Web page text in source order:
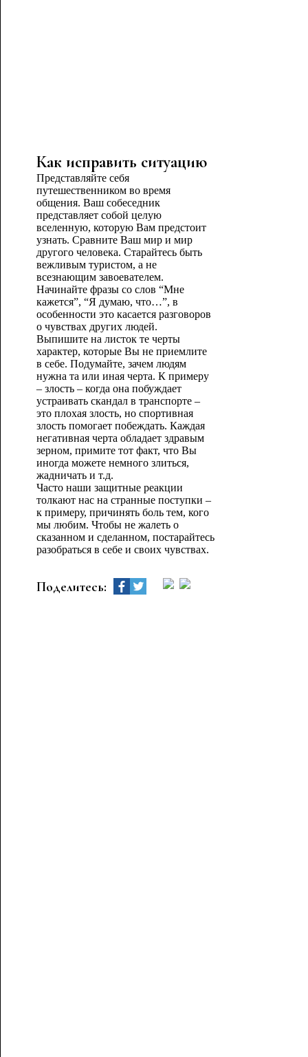
Как исправить ситуацию
Представляйте себя
путешественником во время
общения. Ваш собеседник
представляет собой целую
вселенную, которую Вам предстоит
узнать. Сравните Ваш мир и мир
другого человека. Старайтесь быть
вежливым туристом, а не
всезнающим завоевателем.
Начинайте фразы со слов “Мне
кажется”, “Я думаю, что…”, в
особенности это касается разговоров
о чувствах других людей.
Выпишите на листок те черты
характер, которые Вы не приемлите
в себе. Подумайте, зачем людям
нужна та или иная черта. К примеру
– злость – когда она побуждает
устраивать скандал в транспорте –
это плохая злость, но спортивная
злость помогает побеждать. Каждая
негативная черта обладает здравым
зерном, примите тот факт, что Вы
иногда можете немного злиться,
жадничать и т.д.
Часто наши защитные реакции
толкают нас на странные поступки –
к примеру, причинять боль тем, кого
мы любим. Чтобы не жалеть о
сказанном и сделанном, постарайтесь
разобраться в себе и своих чувствах.
Поделитесь: